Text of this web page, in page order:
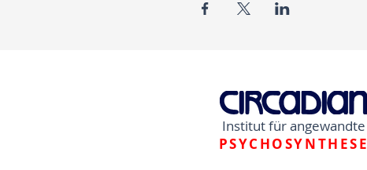
Institut für angewandte
PSYCHOSYNTHESE